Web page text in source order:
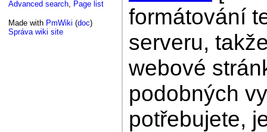
Advanced search, Page list
Made with PmWiki (doc)
Správa wiki site
formátování
serveru,
webové
podobných
potřebujete,